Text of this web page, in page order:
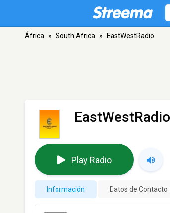
África » South Africa » EastWestRadio
EastWestRadio
Play Radio
Información Datos de Contacto